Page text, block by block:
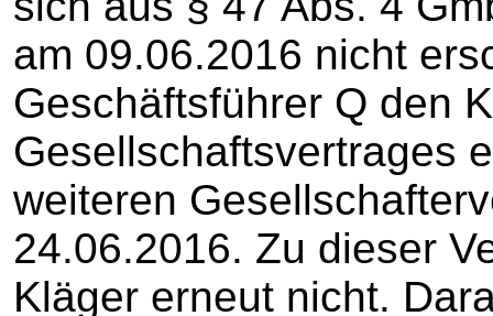
am 09.06.2016 nicht
Geschäftsführer Q den
Gesellschaftsvertrages
weiteren
24.06.2016. Zu dieser
Kläger erneut nicht.